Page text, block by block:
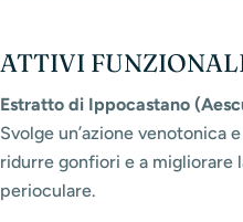
ATTIVI
Estratto di Ippocastano
Svolge un’azione venotonica
ridurre gonfiori e a migliorare
perioculare.